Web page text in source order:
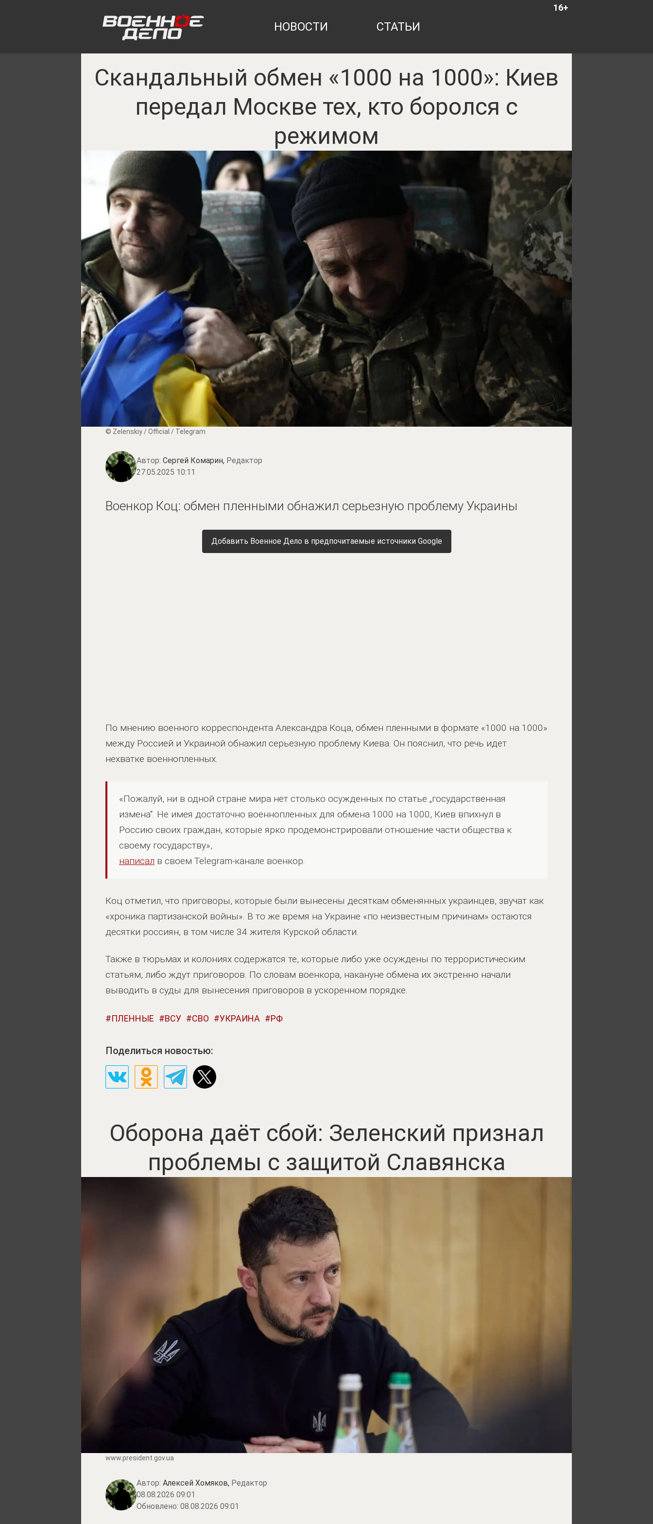
16+
НОВОСТИ СТАТЬИ
Скандальный обмен «1000 на 1000»: Киев
передал Москве тех, кто боролся с
режимом
© Zеlеnskiу / Оfficiаl / Telegram
Автор: Сергей Комарин, Редактор
27.05.2025 10:11
Военкор Коц: обмен пленными обнажил серьезную проблему Украины
Добавить Военное Дело в предпочитаемые источники Google
По мнению военного корреспондента Александра Коца, обмен пленными в формате «1000 на 1000»
между Россией и Украиной обнажил серьезную проблему Киева. Он пояснил, что речь идет
нехватке военнопленных.
«Пожалуй, ни в одной стране мира нет столько осужденных по статье „государственная
измена“. Не имея достаточно военнопленных для обмена 1000 на 1000, Киев впихнул в
Россию своих граждан, которые ярко продемонстрировали отношение части общества к
своему государству»,
написал в своем Telegram-канале военкор.
Коц отметил, что приговоры, которые были вынесены десяткам обменянных украинцев, звучат как
«хроника партизанской войны». В то же время на Украине «по неизвестным причинам» остаются
десятки россиян, в том числе 34 жителя Курской области.
Также в тюрьмах и колониях содержатся те, которые либо уже осуждены по террористическим
статьям, либо ждут приговоров. По словам военкора, накануне обмена их экстренно начали
выводить в суды для вынесения приговоров в ускоренном порядке.
ПЛЕННЫЕ ВСУ СВО УКРАИНА РФ
Поделиться новостью:
Оборона даёт сбой: Зеленский признал
проблемы с защитой Славянска
www.prеsidеnt.gоv.uа
Автор: Алексей Хомяков, Редактор
08.08.2026 09:01
Обновлено: 08.08.2026 09:01